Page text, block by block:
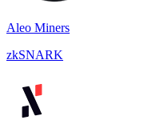
Aleo Miners
zkSNARK